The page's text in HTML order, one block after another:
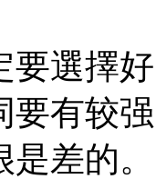
要選擇
要有较
差的。